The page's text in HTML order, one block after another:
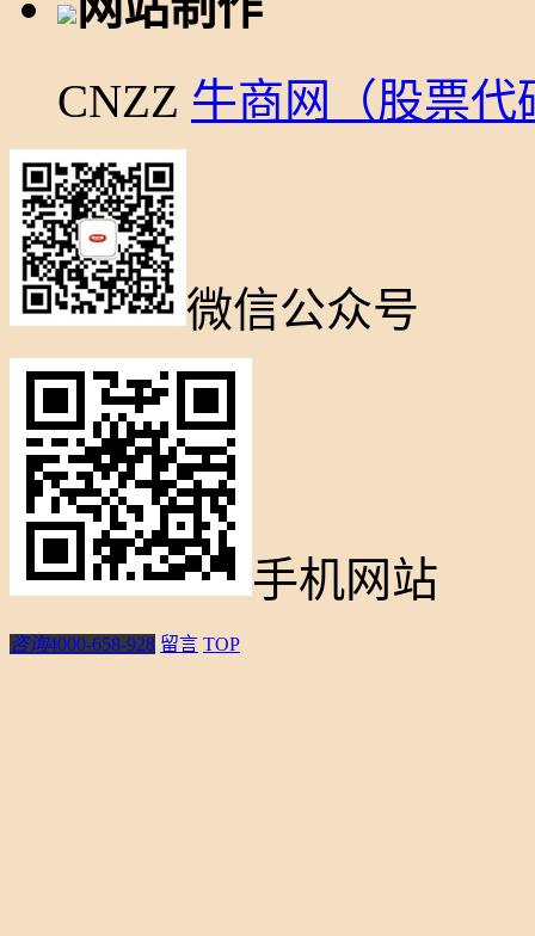
CNZZ 牛商网（股票代
微信公众号
手机网站
咨询4000-658-928 留言 TOP